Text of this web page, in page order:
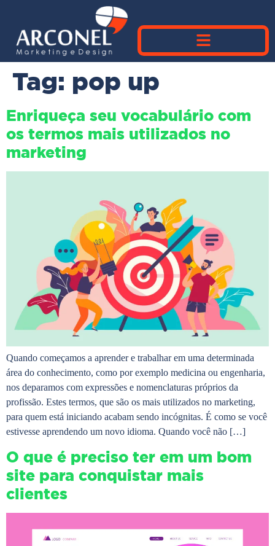
Tag: pop up
Enriqueça seu vocabulário com
os termos mais utilizados no
marketing
Quando começamos a aprender e trabalhar em uma determinada
área do conhecimento, como por exemplo medicina ou engenharia,
nos deparamos com expressões e nomenclaturas próprios da
profissão. Estes termos, que são os mais utilizados no marketing,
para quem está iniciando acabam sendo incógnitas. É como se você
estivesse aprendendo um novo idioma. Quando você não […]
O que é preciso ter em um bom
site para conquistar mais
clientes